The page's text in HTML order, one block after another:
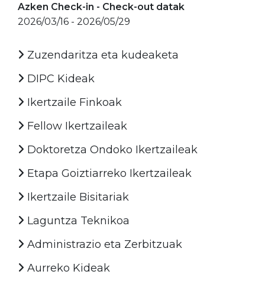
Azken Check-in - Check-out datak
2026/03/16 - 2026/05/29
Zuzendaritza eta kudeaketa
DIPC Kideak
Ikertzaile Finkoak
Fellow Ikertzaileak
Doktoretza Ondoko Ikertzaileak
Etapa Goiztiarreko Ikertzaileak
Ikertzaile Bisitariak
Laguntza Teknikoa
Administrazio eta Zerbitzuak
Aurreko Kideak